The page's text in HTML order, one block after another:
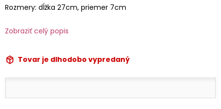
Rozmery: dĺžka 27cm, priemer 7cm
Zobraziť celý popis
Tovar je dlhodobo vypredaný